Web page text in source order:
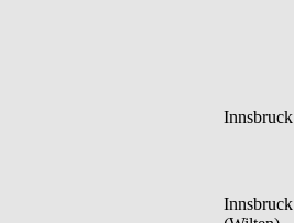
Innsbruck
Innsbruck